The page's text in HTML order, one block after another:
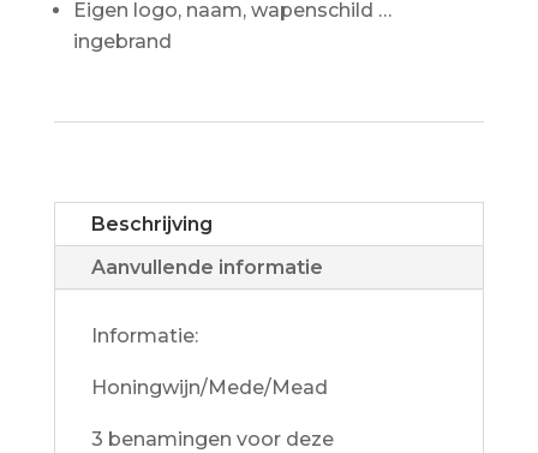
Eigen logo, naam, wapenschild …
ingebrand
Beschrijving
Aanvullende informatie
Informatie:
Honingwijn/Mede/Mead
3 benamingen voor deze